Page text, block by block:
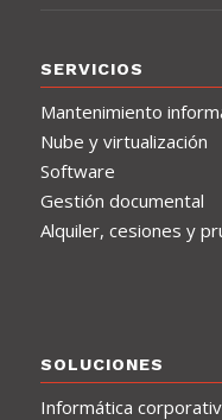
SERVICIOS
Mantenimiento
Nube y virtualización
Software
Gestión documental
Alquiler, cesiones y
SOLUCIONES
Informática